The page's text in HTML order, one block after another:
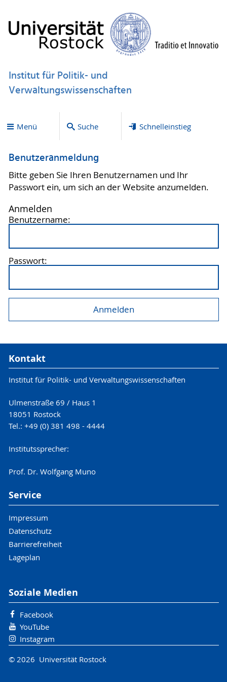
Institut für Politik- und
Verwaltungswissenschaften
Menü Suche Schnelleinstieg
Benutzeranmeldung
Bitte geben Sie Ihren Benutzernamen und Ihr
Passwort ein, um sich an der Website anzumelden.
Anmelden
Benutzername:
Passwort:
Kontakt
Institut für Politik- und Verwaltungswissenschaften
Ulmenstraße 69 / Haus 1
18051 Rostock
Tel.: +49 (0) 381 498 - 4444
Institutssprecher:
Prof. Dr. Wolfgang Muno
Service
Impressum
Datenschutz
Barrierefreiheit
Lageplan
Soziale Medien
Facebook
YouTube
Instagram
© 2026 Universität Rostock